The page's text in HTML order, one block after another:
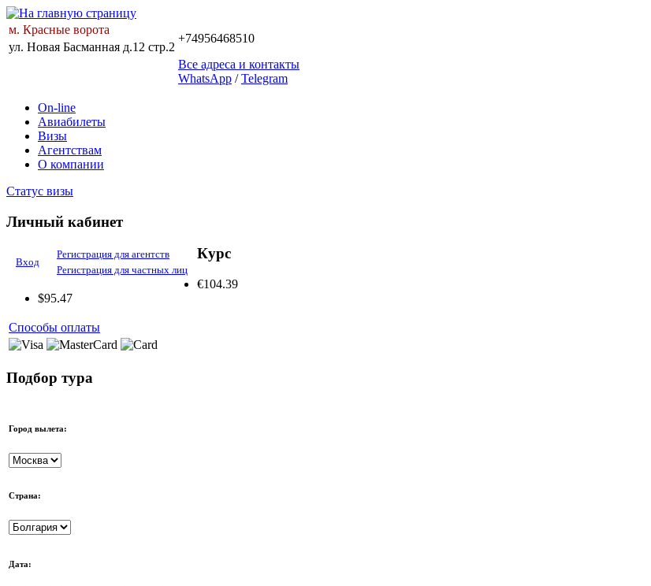
м. Красные ворота
+74956468510
ул. Новая Басманная д.12 стр.2
Все адреса и контакты
WhatsApp /Telegram
On-line
Авиабилеты
Визы
Агентствам
О компании
Статус визы
Личный кабинет
Вход
Регистрация для агентств
Регистрация для частных лиц
Курс
€104.39
$95.47
Способы оплаты
Подбор тура
Город вылета:
Страна:
Дата: